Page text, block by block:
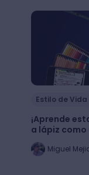
Estilo de Vida
¡Aprende
a lápiz
Miguel